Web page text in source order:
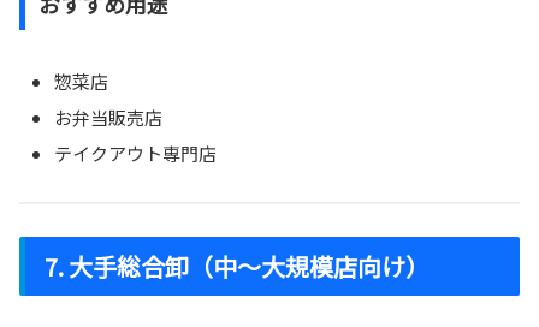
惣菜店
お弁当販売店
テイクアウト専門店
7. 大手総合卸（中〜大規模店向け）